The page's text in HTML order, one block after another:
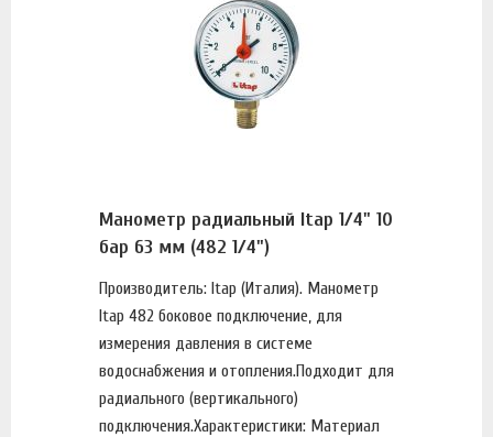
Манометр радиальный Itap 1/4" 10
бар 63 мм (482 1/4")
Производитель: Itap (Италия). Манометр
Itap 482 боковое подключение, для
измерения давления в системе
водоснабжения и отопления.Подходит для
радиального (вертикального)
подключения.Характеристики: Материал